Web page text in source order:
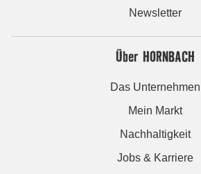
Newsletter
Über HORNBACH
Das Unternehmen
Mein Markt
Nachhaltigkeit
Jobs & Karriere